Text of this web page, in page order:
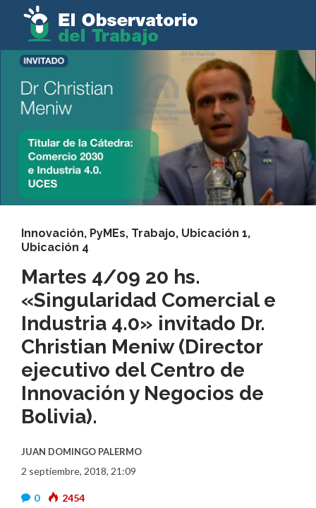
Innovación, PyMEs, Trabajo, Ubicación 1,
Ubicación 4
Martes 4/09 20 hs.
«Singularidad Comercial e
Industria 4.0» invitado Dr.
Christian Meniw (Director
ejecutivo del Centro de
Innovación y Negocios de
Bolivia).
JUAN DOMINGO PALERMO
2 septiembre, 2018, 21:09
0 2454